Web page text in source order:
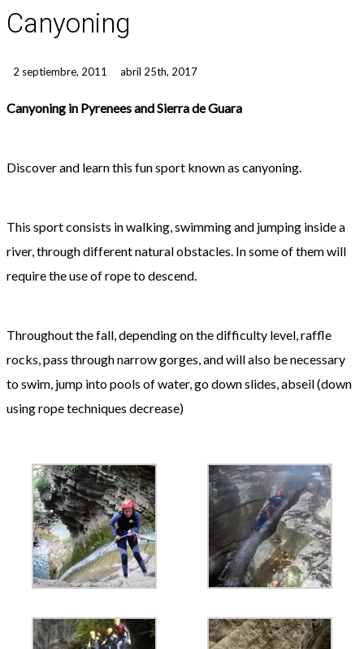
Canyoning
2 septiembre, 2011 abril 25th, 2017
Canyoning in Pyrenees and Sierra de Guara
Discoverand learnthis funsport known as canyoning.
This sport consists in walking, swimming and jumping insidea
river,throughdifferentnatural obstacles. In someofthemwill
require the useofropeto descend.
Throughout thefall, dependingon the difficulty level,raffle
rocks,pass throughnarrowgorges,and will also benecessary
to swim, jump intopools of water,go downslides,abseil(down
usingropetechniques decrease)